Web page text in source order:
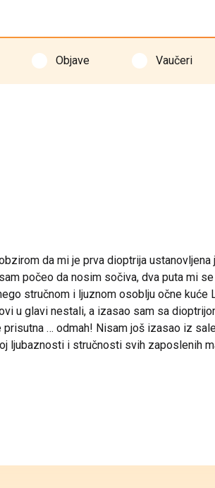
Objave Vaučeri
da mi je prva dioptrija
počeo da nosim sočiva, dva puta mi
stručnom i ljuznom osoblju očne kuće
u glavi nestali, a izasao sam sa
… odmah! Nisam još izasao iz
ljubaznosti i stručnosti svih zaposlenih